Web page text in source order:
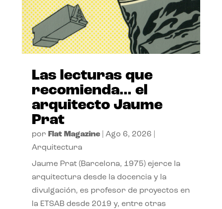
Las lecturas que
recomienda… el
arquitecto Jaume
Prat
por Flat Magazine| Ago 6, 2026
Arquitectura
Jaume Prat (Barcelona, 1975) ejerce la
arquitectura desde la docencia y la
divulgación, es profesor de proyectos en
la ETSAB desde 2019 y, entre otras